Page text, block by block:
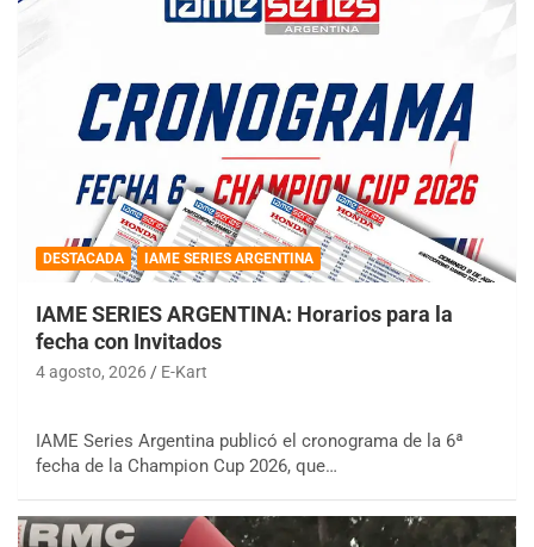
DESTACADA IAME SERIES ARGENTINA
IAME SERIES ARGENTINA: Horarios para la
fecha con Invitados
4 agosto, 2026 E-Kart
IAME Series Argentina publicó el cronograma de la 6ª
fecha de la Champion Cup 2026, que…